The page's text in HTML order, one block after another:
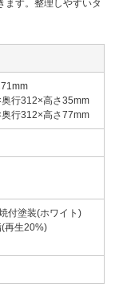
ます。整理しやすいタ
行312×高さ35mm
行312×高さ77mm
付塗装(ホワイト)
再生20%)